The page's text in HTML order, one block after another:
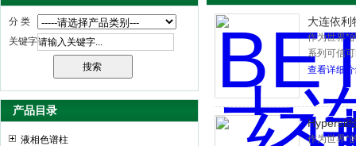
分 类
关键字
产品目录
液相色谱柱
大连依利
作为世界*
系列可信
谱柱,还是
和标准方
主要体现
30年的设
性和高柱
查看详细
Hypersil
作为世界*